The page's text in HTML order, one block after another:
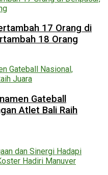
17 Orang di
18 Orang
Gateball
Atlet Bali Raih